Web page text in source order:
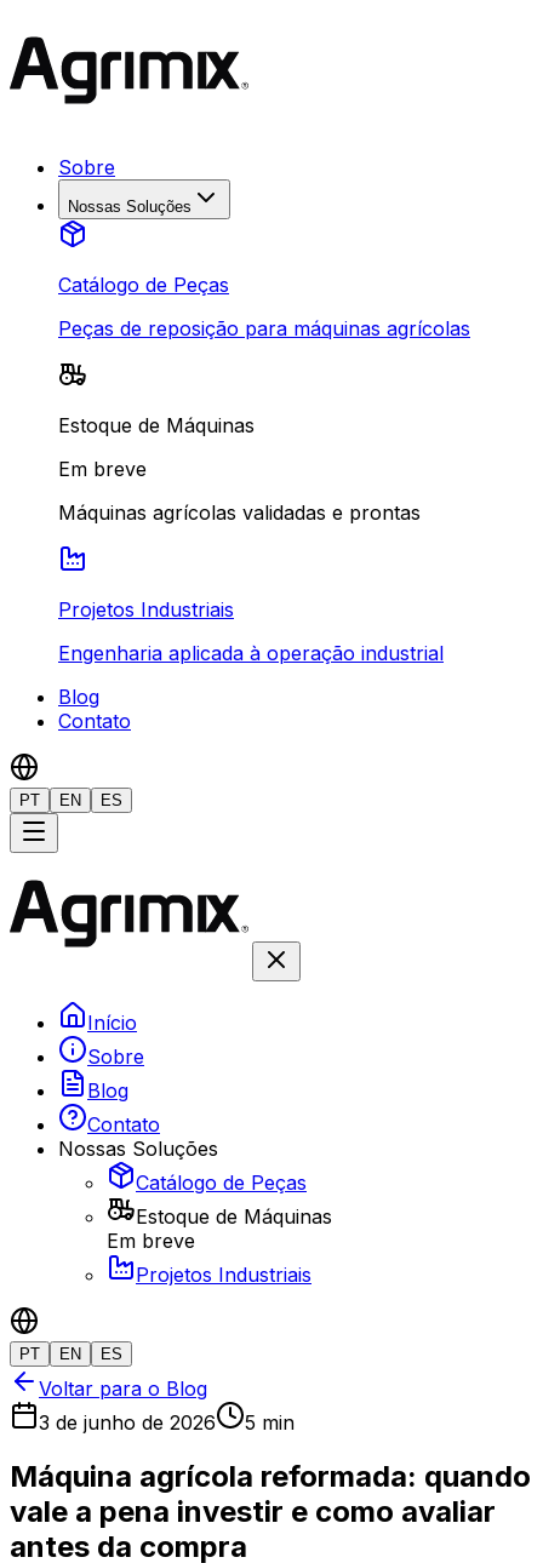
Sobre
Nossas Soluções
Catálogo de Peças
Peças de reposição para máquinas agrícolas
Estoque de Máquinas
Em breve
Máquinas agrícolas validadas e prontas
Projetos Industriais
Engenharia aplicada à operação industrial
Blog
Contato
PT EN ES
Início
Sobre
Blog
Contato
Nossas Soluções
Catálogo de Peças
Estoque de Máquinas
Em breve
Projetos Industriais
PT EN ES
Voltar para o Blog
3 de junho de 2026
5 min
Máquina agrícola reformada: quando
vale a pena investir e como avaliar
antes da compra